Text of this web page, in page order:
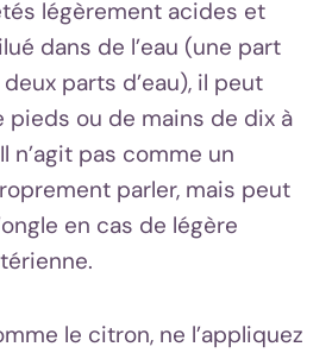
légèrement acides et
dans de l’eau (une part
parts d’eau), il peut
pieds ou de mains de dix à
n’agit pas comme un
parler, mais peut
en cas de légère
le citron, ne l’appliquez